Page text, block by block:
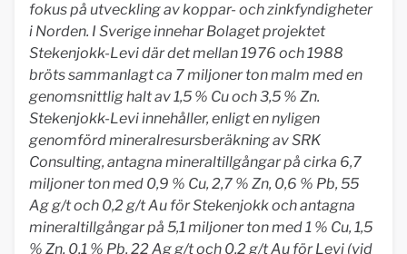
fokus på utveckling av koppar- och zinkfyndigheter
i Norden. I Sverige innehar Bolaget projektet
Stekenjokk-Levi där det mellan 1976 och 1988
bröts sammanlagt ca 7 miljoner ton malm med en
genomsnittlig halt av 1,5 % Cu och 3,5 % Zn.
Stekenjokk-Levi innehåller, enligt en nyligen
genomförd mineralresursberäkning av SRK
Consulting, antagna mineraltillgångar på cirka 6,7
miljoner ton med 0,9 % Cu, 2,7 % Zn, 0,6 % Pb, 55
Ag g/t och 0,2 g/t Au för Stekenjokk och antagna
mineraltillgångar på 5,1 miljoner ton med 1 % Cu, 1,5
% Zn, 0,1 % Pb, 22 Ag g/t och 0,2 g/t Au för Levi (vid